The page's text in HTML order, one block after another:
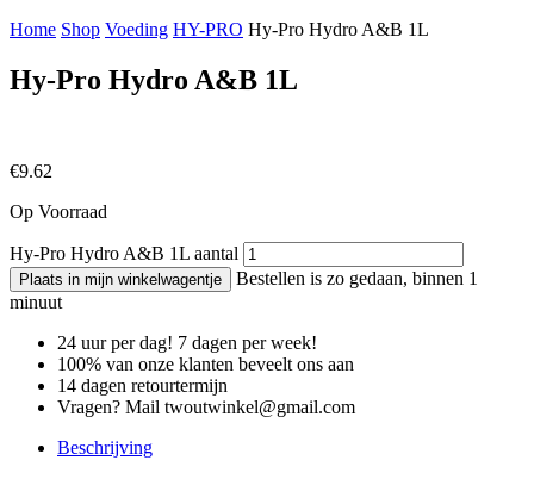
Home Shop Voeding HY-PRO Hy-Pro Hydro A&B 1L
Hy-Pro Hydro A&B 1L
€9.62
Op Voorraad
Hy-Pro Hydro A&B 1L aantal
Plaats in mijn winkelwagentje
Bestellen is zo gedaan, binnen 1
minuut
24 uur per dag! 7 dagen per week!
100% van onze klanten beveelt ons aan
14 dagen retourtermijn
Vragen? Mail twoutwinkel@gmail.com
Beschrijving